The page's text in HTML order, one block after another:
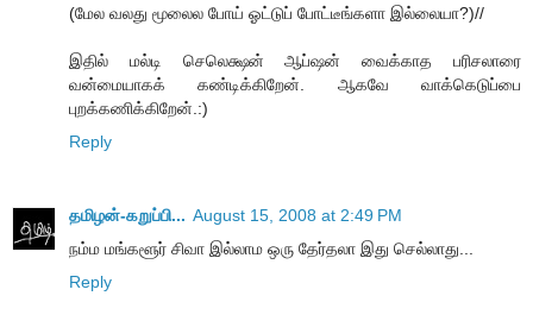
(மேல வலது மூலைல போய் ஓட்டுப் போட்டீங்களா இல்லையா?)//
இதில் மல்டி செலெக்ஷன் ஆப்ஷன் வைக்காத பரிசலாரை
வன்மையாகக் கண்டிக்கிறேன். ஆகவே வாக்கெடுப்பை
புறக்கணிக்கிறேன்.:)
Reply
தமிழன்-கறுப்பி... August 15, 2008 at 2:49 PM
நம்ம மங்களூர் சிவா இல்லாம ஒரு தேர்தலா இது செல்லாது...
Reply